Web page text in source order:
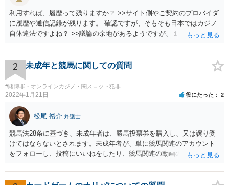
利用すれば、履歴って残りますか？ >>サイト側やご契約のプロバイダ
に履歴や通信記録が残ります。 確認ですが、そもそも日本ではカジノ
自体違法ですよね？ >>議論の余地があるようですが、１００％合法で
2 未成年と競馬に関しての質問
#賭博罪・オンラインカジノ・闇スロット犯罪
2022年1月21日 役にたった 2
松尾 裕介 弁護士
競馬法28条に基づき、未成年者は、勝馬投票券を購入し、又は譲り受
けてはならないとされます。未成年者が、単に競馬関連のアカウント
をフォローし、投稿にいいねをしたり、競馬関連の動画のチャンネル